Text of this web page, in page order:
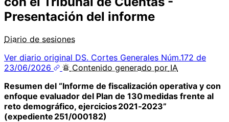
Presentación del informe
Diario de sesiones
Ver diario original DS. Cortes Generales Núm.172 de
23/06/2026
Contenido generado por IA
Resumen del “Informe de fiscalización operativa y con
enfoque evaluador del Plan de 130 medidas frente al
reto demográfico, ejercicios 2021‑2023”
(expediente 251/000182)